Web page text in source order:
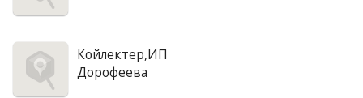
Койлектер,ИП
Дорофеева